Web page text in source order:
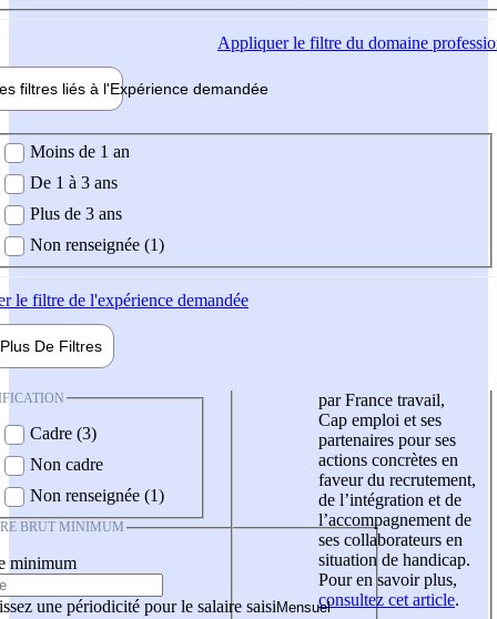
Appliquerle filtre du domaine
filtres liés à l'Expérience demandée
demandée
Moins de 1 an
De 1 à 3 ans
Plus de 3 ans
Non renseignée (1)
le filtre de l'expérience demandée
Plus De Filtres
Cadre (3)
Non cadre
Non renseignée (1)
BRUT MINIMUM
minimum
une périodicité pour le salaire saisi
par France travail,
Cap emploi et ses
partenaires pour ses
actions concrètes en
faveur du recrutement,
de l’intégration et de
l’accompagnement de
ses collaborateurs en
situation de handicap.
Pour en savoir plus,
consultez cet article.